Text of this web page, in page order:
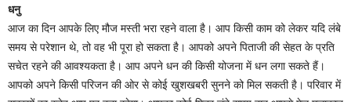
धनु
आज का दिन आपके लिए मौज मस्ती भरा रहने वाला है। आप किसी काम को लेकर यदि लंबे
समय से परेशान थे, तो वह भी पूरा हो सकता है। आपको अपने पिताजी की सेहत के प्रति
सचेत रहने की आवश्यकता है। आप अपने धन की किसी योजना में धन लगा सकते हैं।
आपको अपने किसी परिजन की ओर से कोई खुशखबरी सुनने को मिल सकती है। परिवार में